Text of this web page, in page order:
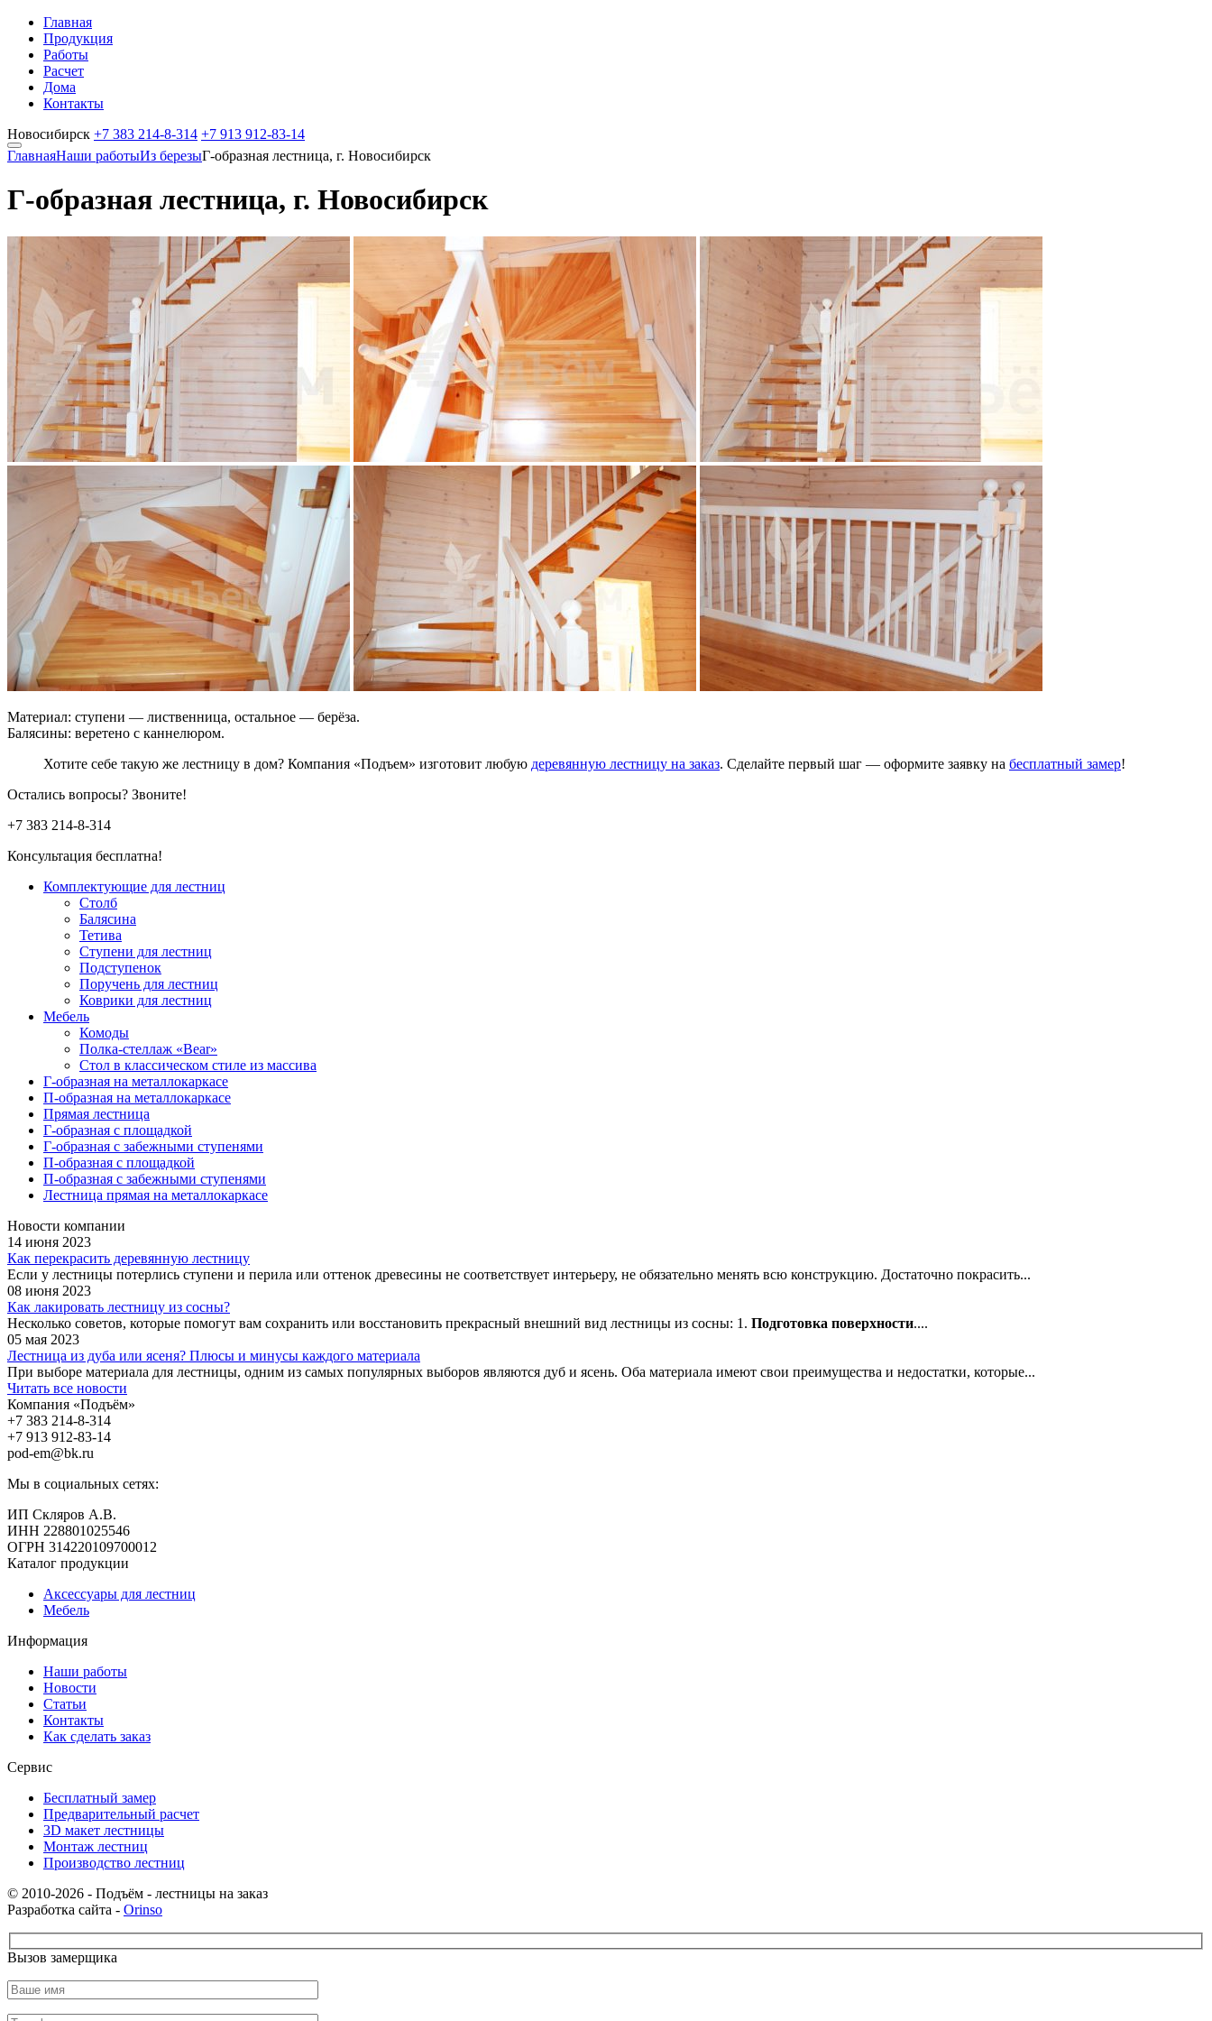
Главная
Продукция
Работы
Расчет
Дома
Контакты
Новосибирск +7 383 214-8-314 +7 913 912-83-14
ГлавнаяНаши работыИз березыГ-образная лестница, г. Новосибирск
Г-образная лестница, г. Новосибирск
Материал: ступени — лиственница, остальное — берёза.
Балясины: веретено с каннелюром.
Хотите себе такую же лестницу в дом? Компания «Подъем» изготовит любую деревянную лестницу на заказ. Сделайте первый шаг — оформите заявку на бесплатный замер!
Остались вопросы? Звоните!
+7 383 214-8-314
Консультация бесплатна!
Комплектующие для лестниц
Столб
Балясина
Тетива
Ступени для лестниц
Подступенок
Поручень для лестниц
Коврики для лестниц
Мебель
Комоды
Полка-стеллаж «Bear»
Стол в классическом стиле из массива
Г-образная на металлокаркасе
П-образная на металлокаркасе
Прямая лестница
Г-образная с площадкой
Г-образная с забежными ступенями
П-образная с площадкой
П-образная с забежными ступенями
Лестница прямая на металлокаркасе
Новости компании
14 июня 2023
Как перекрасить деревянную лестницу
Если у лестницы потерлись ступени и перила или оттенок древесины не соответствует интерьеру, не обязательно менять всю конструкцию. Достаточно покрасить...
08 июня 2023
Как лакировать лестницу из сосны?
Несколько советов, которые помогут вам сохранить или восстановить прекрасный внешний вид лестницы из сосны: 1. Подготовка поверхности....
05 мая 2023
Лестница из дуба или ясеня? Плюсы и минусы каждого материала
При выборе материала для лестницы, одним из самых популярных выборов являются дуб и ясень. Оба материала имеют свои преимущества и недостатки, которые...
Читать все новости
Компания «Подъём»
+7 383 214-8-314
+7 913 912-83-14
pod-em@bk.ru
Мы в социальных сетях:
ИП Скляров А.В.
ИНН 228801025546
ОГРН 314220109700012
Каталог продукции
Аксессуары для лестниц
Мебель
Информация
Наши работы
Новости
Статьи
Контакты
Как сделать заказ
Сервис
Бесплатный замер
Предварительный расчет
3D макет лестницы
Монтаж лестниц
Производство лестниц
© 2010-2026 - Подъём - лестницы на заказ
Разработка сайта - Orinso
Вызов замерщика